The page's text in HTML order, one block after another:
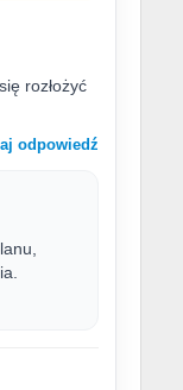
rozłożyć
odpowiedź